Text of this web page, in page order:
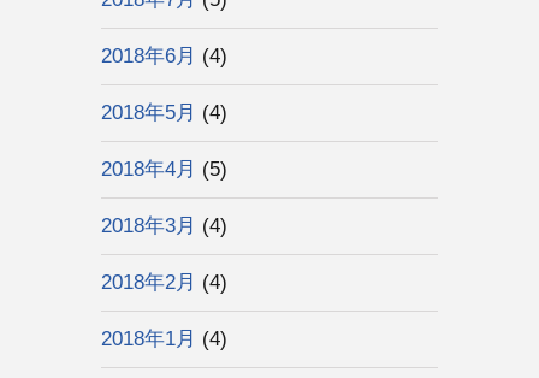
2018年6月 (4)
2018年5月 (4)
2018年4月 (5)
2018年3月 (4)
2018年2月 (4)
2018年1月 (4)